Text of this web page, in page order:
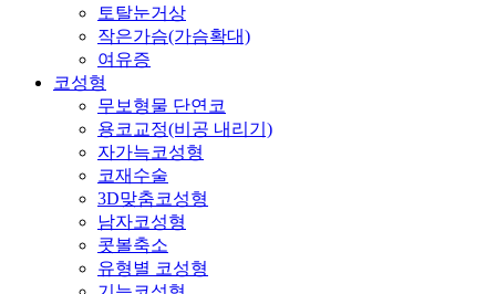
토탈눈거상
작은가슴(가슴확대)
여유증
코성형
무보형물 단연코
용코교정(비공 내리기)
자가늑코성형
코재수술
3D맞춤코성형
남자코성형
콧볼축소
유형별 코성형